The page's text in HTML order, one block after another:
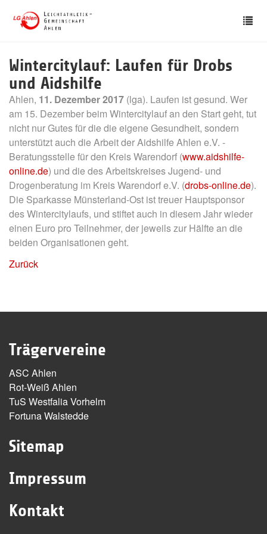
Wintercitylauf: Laufen für Drobs
und Aidshilfe
Ahlen, 11. Dezember 2017 (lga). Laufen ist gesund. Wer
am 15. Dezember beim Wintercitylauf an den Start geht, tut
nicht nur Gutes für die die eigene Gesundheit, sondern
unterstützt auch die Arbeit der Aidshilfe Ahlen e.V. -
Beratungsstelle für den Kreis Warendorf (www.aidshilfe-
online.de) und die des Arbeitskreises Jugend- und
Drogenberatung im Kreis Warendorf e.V. (drobs-online.de).
Die Sparkasse Münsterland-Ost ist treuer Hauptsponsor
des Wintercitylaufs, und stiftet auch in diesem Jahr wieder
einen Euro pro Teilnehmer, der jeweils zur Hälfte an die
beiden Organisationen geht.
Zurück
Trägervereine
ASC Ahlen
Rot-Weiß Ahlen
TuS Westfalia Vorhelm
Fortuna Walstedde
Sitemap
Impressum
Kontakt